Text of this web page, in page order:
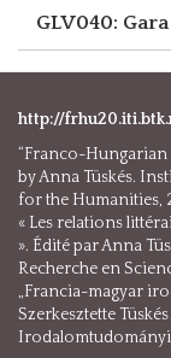
GLV040:
http://
“Franco-Hungarian
by Anna Tüskés.
for the Humanities,
« Les relations
». Édité par Anna
Recherche en
„Francia-magyar
Szerkesztette